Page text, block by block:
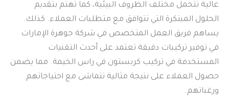
عالية تتحمل مختلف الظروف البيئية، كما تهتم بتقديم
الحلول المبتكرة التي تتوافق مع متطلبات العملاء. كذلك.
يساهم فريق العمل المتخصص في شركة جوهرة الإمارات
في توفير تركيبات دقيقة تعتمد على أحدث التقنيات
المستخدمة في تركيب كربستون في راس الخيمة. مما يضمن
حصول العملاء على نتيجة مثالية تتماشى مع احتياجاتهم
ورغباتهم.